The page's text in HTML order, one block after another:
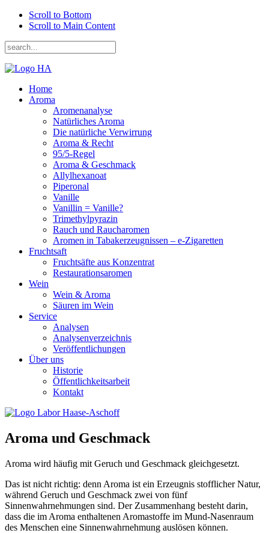
Scroll to Bottom
Scroll to Main Content
Home
Aroma
Aromenanalyse
Natürliches Aroma
Die natürliche Verwirrung
Aroma & Recht
95/5-Regel
Aroma & Geschmack
Allylhexanoat
Piperonal
Vanille
Vanillin = Vanille?
Trimethylpyrazin
Rauch und Raucharomen
Aromen in Tabakerzeugnissen – e-Zigaretten
Fruchtsaft
Fruchtsäfte aus Konzentrat
Restaurationsaromen
Wein
Wein & Aroma
Säuren im Wein
Service
Analysen
Analysenverzeichnis
Veröffentlichungen
Über uns
Historie
Öffentlichkeitsarbeit
Kontakt
Aroma und Geschmack
Aroma wird häufig mit Geruch und Geschmack gleichgesetzt.
Das ist nicht richtig: denn Aroma ist ein Erzeugnis stofflicher Natur,
während Geruch und Geschmack zwei von fünf
Sinnenwahrnehmungen sind. Der Zusammenhang besteht darin,
dass die im Aroma enthaltenen Aromastoffe im Mund-Nasenraum
des Menschen eine Sinnenwahrnehmung auslösen können.